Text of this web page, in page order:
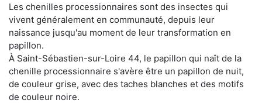
Les chenilles processionnaires sont des insectes qui
vivent généralement en communauté, depuis leur
naissance jusqu'au moment de leur transformation en
papillon.
À Saint-Sébastien-sur-Loire 44, le papillon qui naît de la
chenille processionnaire s'avère être un papillon de nuit,
de couleur grise, avec des taches blanches et des motifs
de couleur noire.